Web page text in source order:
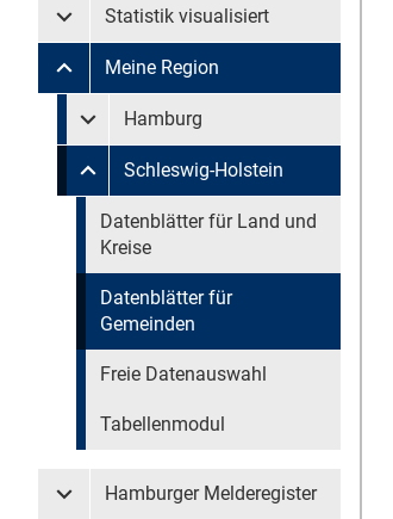
Untermenü Statistik visualisiert
Statistik visualisiert
Untermenü Meine Region
Meine Region
Untermenü überspringen
Untermenü Meine Region Hamburg
Hamburg
Untermenü Meine Region Schleswig-
Schleswig-Holstein
Untermenü überspringen
Datenblätter für Land und
Kreise
Datenblätter für
Gemeinden
Freie Datenauswahl
Tabellenmodul
Untermenü Hamburger Melderegister
Hamburger Melderegister